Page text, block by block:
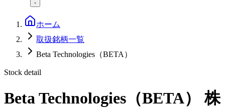
ホーム
取扱銘柄一覧
Beta Technologies（BETA）
Stock detail
Beta Technologies（BETA）
株